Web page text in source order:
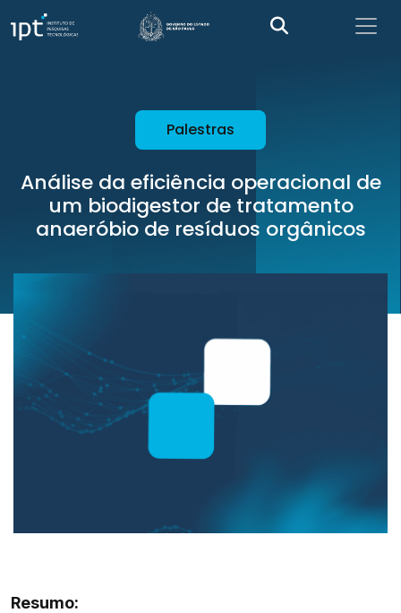
Palestras
Análise da eficiência operacional de
um biodigestor de tratamento
anaeróbio de resíduos orgânicos
Resumo: